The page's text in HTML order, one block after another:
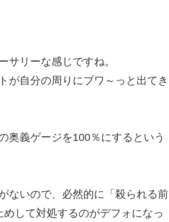
サリーな感じですね。
が自分の周りにブワ～っと出てき
奥義ゲージを100％にするという
ないので、必然的に「殺られる前
して対処するのがデフォになっ